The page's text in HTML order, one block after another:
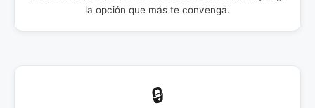
la opción que más te convenga.
🔒